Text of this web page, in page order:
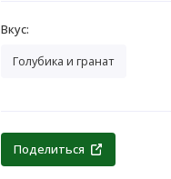
Вкус:
Голубика и гранат
Поделиться